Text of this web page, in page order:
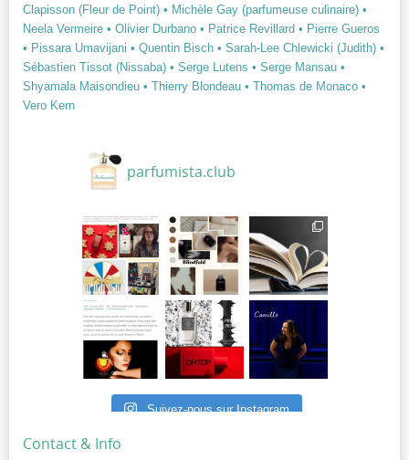
Clapisson (Fleur de Point) • Michèle Gay (parfumeuse culinaire) •
Neela Vermeire • Olivier Durbano • Patrice Revillard • Pierre Gueros
• Pissara Umavijani • Quentin Bisch • Sarah-Lee Chlewicki (Judith) •
Sébastien Tissot (Nissaba) • Serge Lutens • Serge Mansau •
Shyamala Maisondieu • Thierry Blondeau • Thomas de Monaco •
Vero Kern
parfumista.club
Suivez-nous sur Instagram
Contact & Info